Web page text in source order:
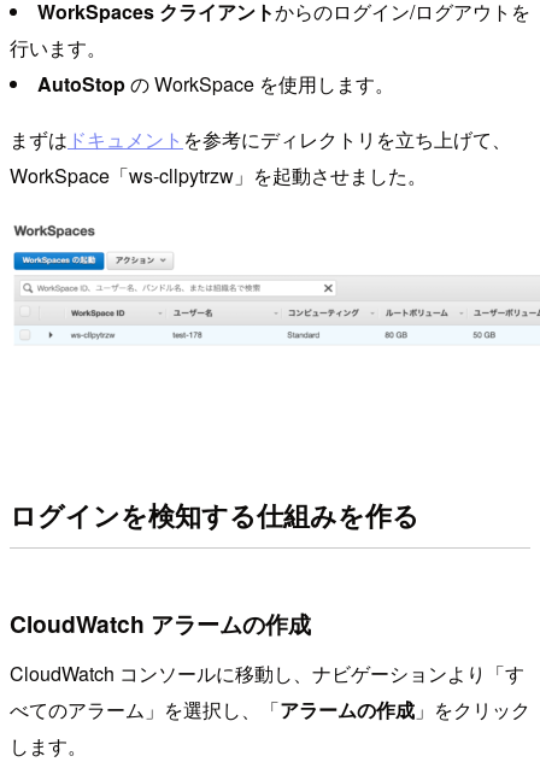
WorkSpaces クライアントからのログイン/ログアウトを
行います。
AutoStopの WorkSpace を使用します。
まずは ドキュメント を参考にディレクトリを立ち上げて、
WorkSpace「ws-cllpytrzw」を起動させました。
ログインを検知する仕組みを作る
CloudWatch アラームの作成
CloudWatch コンソールに移動し、ナビゲーションより「す
べてのアラーム」を選択し、「アラームの作成 」をクリック
します。